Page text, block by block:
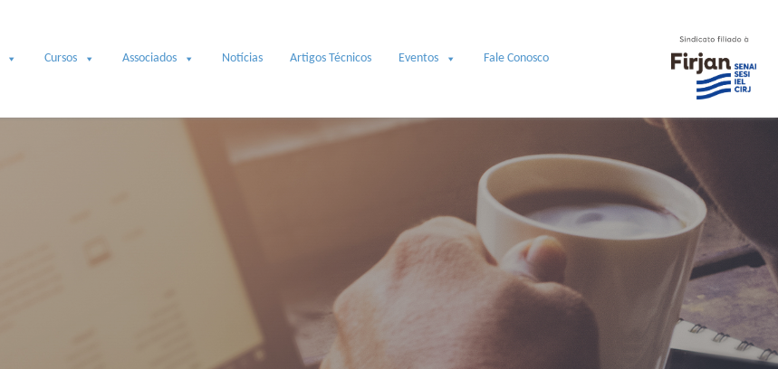
Cursos Associados Notícias Artigos Técnicos Eventos Fale Conosco